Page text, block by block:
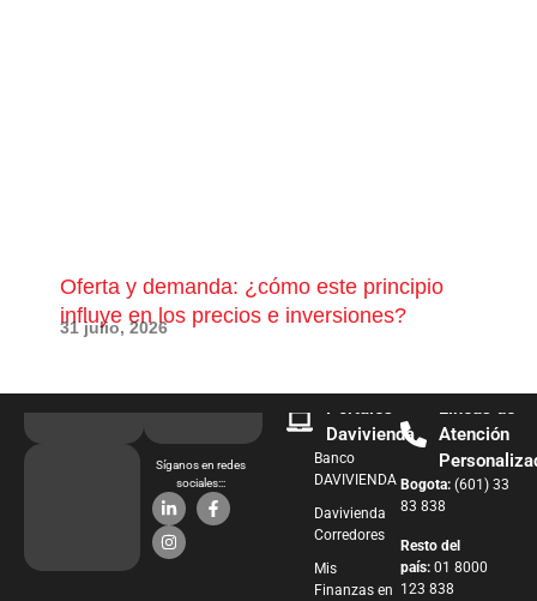
Oferta y demanda: ¿cómo este principio
influye en los precios e inversiones?
31 julio, 2026
Síganos en redes
sociales:::
Portales
Davivienda
Banco
DAVIVIENDA
Davivienda
Corredores
Mis
Finanzas en
Líneas de
Atención
Bogota: (601) 33
83 838
Resto del
país: 01 8000
123 838